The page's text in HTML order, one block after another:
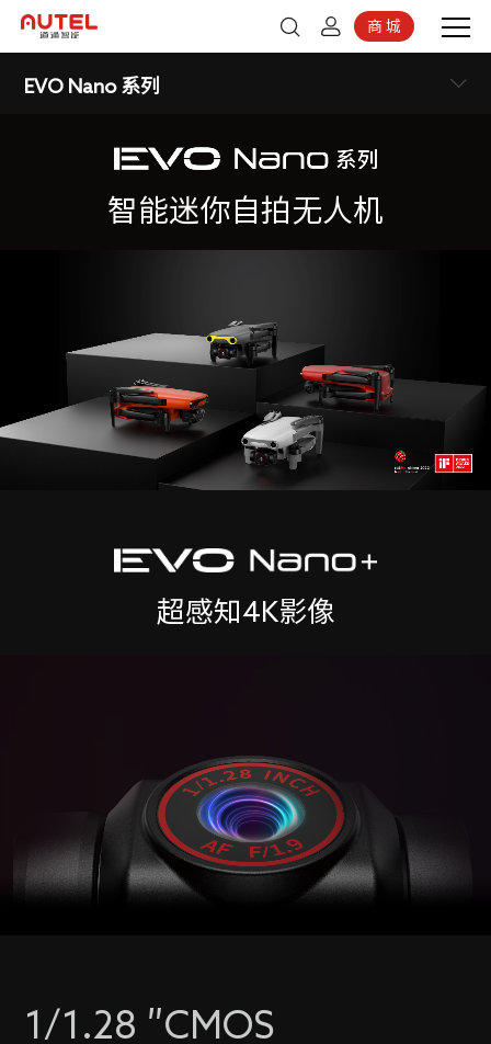
商 城
EVO Nano 系列
智能迷你自拍无人机
超感知4K影像
1/1.28 ″CMOS